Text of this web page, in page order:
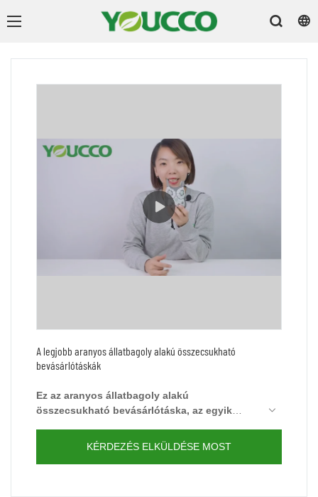
A legjobb aranyos állatbagoly alakú összecsukható
bevásárlótáskák
Ez az aranyos állatbagoly alakú
összecsukható bevásárlótáska, az egyik
Tökéletes a mindennapokhoz és a
KÉRDEZÉS ELKÜLDÉSE MOST